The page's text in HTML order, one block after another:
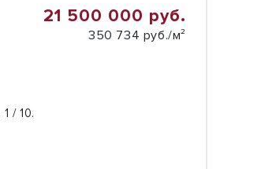
21 500 000 руб.
350 734 руб./м²
1 / 10.